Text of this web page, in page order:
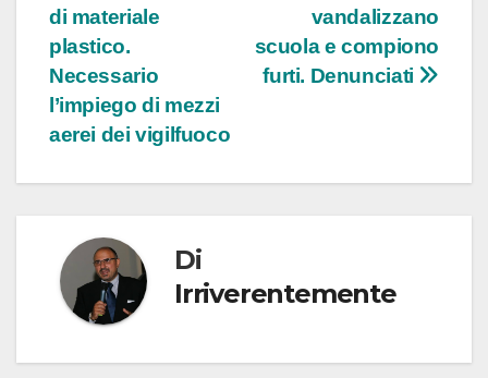
articoli
vandalizzano
scuola e compiono
furti. Denunciati
di materiale
plastico.
Necessario
l’impiego di mezzi
aerei dei vigilfuoco
Di
Irriverentemente